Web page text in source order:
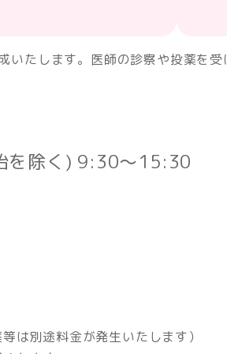
いたします。医師の診察や投薬を
を除く) 9:30～15:30
は別途料金が発生いたします）